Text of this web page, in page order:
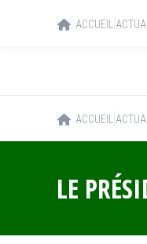
ACCUEIL
LE
ACCUEIL